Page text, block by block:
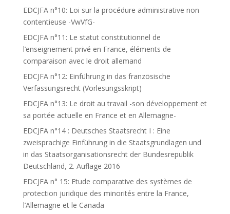
EDCJFA n°10: Loi sur la procédure administrative non
contentieuse -VwVfG-
EDCJFA n°11: Le statut constitutionnel de
l’enseignement privé en France, éléments de
comparaison avec le droit allemand
EDCJFA n°12: Einführung in das französische
Verfassungsrecht (Vorlesungsskript)
EDCJFA n°13: Le droit au travail -son développement et
sa portée actuelle en France et en Allemagne-
EDCJFA n°14 : Deutsches Staatsrecht I : Eine
zweisprachige Einführung in die Staatsgrundlagen und
in das Staatsorganisationsrecht der Bundesrepublik
Deutschland, 2. Auflage 2016
EDCJFA n° 15: Etude comparative des systèmes de
protection juridique des minorités entre la France,
l’Allemagne et le Canada